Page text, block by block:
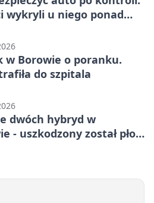
wykryli u niego ponad
w Borowie o poranku.
do szpitala
dwóch hybryd w
- uszkodzony został płot